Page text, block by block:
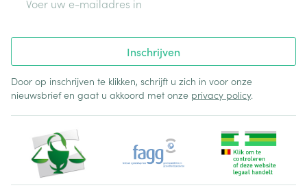
Inschrijven
Door op inschrijven te klikken, schrijft u zich in voor onze
nieuwsbrief en gaat u akkoord met onze privacy policy.